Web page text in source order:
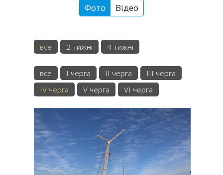
Фото Відео
все 2 тижні 4 тижні
все I черга II черга
III черга
IV черга
V черга VI черга